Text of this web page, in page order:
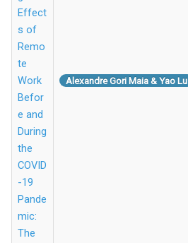
Effect
s of
Remo
te
Work
Befor
e and
During
the
COVID
-19
Pande
mic:
The
Alexandre Gori Maia & Yao Lu